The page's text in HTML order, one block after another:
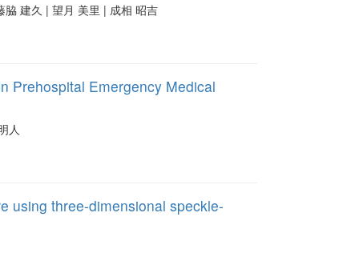
建久 | 望月 美里 | 成相 昭吉
Prehospital Emergency Medical
人
using three-dimensional speckle-